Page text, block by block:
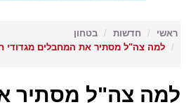
ראשי חדשות
בטחון
למה צה"ל מסתיר את המחבלים מגדודי
למה צה"ל מסתיר